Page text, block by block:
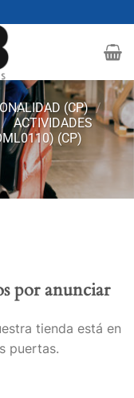
(CP) /
/ ACTIVIDADES
(CP)
por anunciar
tienda está en
puertas.